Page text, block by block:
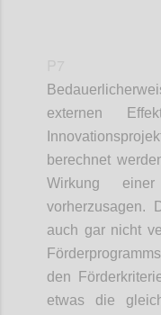
externen
berechnet
Wirkung
vorherzusagen.
auch gar nicht
den
etwas die